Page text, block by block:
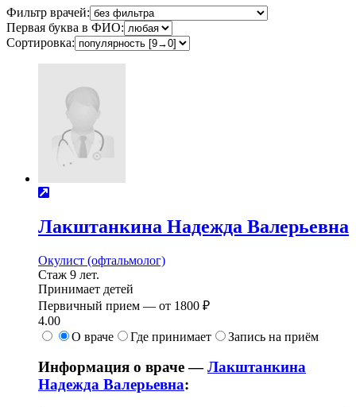
Фильтр врачей:
Первая буква в ФИО:
Сортировка:
Лакштанкина Надежда Валерьевна
Окулист (офтальмолог)
Стаж 9 лет.
Принимает детей
Первичный прием — от 1800 ₽
4.00
О враче
Где принимает Запись на приём
Информация о враче —Лакштанкина
Надежда Валерьевна: